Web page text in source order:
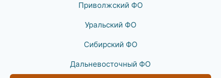
Приволжский ФО
Уральский ФО
Сибирский ФО
Дальневосточный ФО